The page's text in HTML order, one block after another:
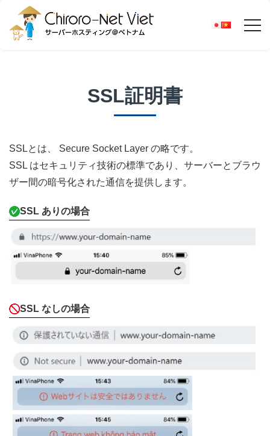
SSL証明書
SSLとは、 Secure Socket Layer の略です。
SSL はセキュリティ技術の標準であり、サーバーとブラウ
ザー間の暗号化された通信を提供します。
SSL ありの場合
SSL なしの場合